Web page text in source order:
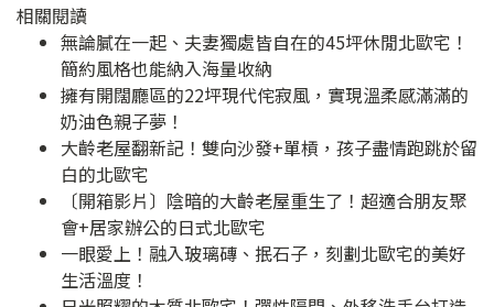
相關閱讀
無論膩在一起、夫妻獨處皆自在的45坪休閒北歐宅！
簡約風格也能納入海量收納
擁有開闊廳區的22坪現代侘寂風，實現溫柔感滿滿的
奶油色親子夢！
大齡老屋翻新記！雙向沙發+單槓，孩子盡情跑跳於留
白的北歐宅
〔開箱影片〕陰暗的大齡老屋重生了！超適合朋友聚
會+居家辦公的日式北歐宅
一眼愛上！融入玻璃磚、抿石子，刻劃北歐宅的美好
生活溫度！